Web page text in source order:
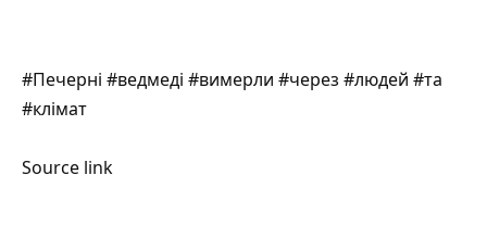
#Печерні #ведмеді #вимерли #через #людей #та
#клімат
Source link